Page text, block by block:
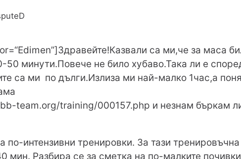
са ми,че за маса
50 минути.Повече не било хубаво.Така ли е
са ми по дълги.Излиза ми най-малко 1час,а
team.org/training/000157.php и незнам бъркам
по-интензивни тренировки. За тази
мин. Разбира се за сметка на по-малките